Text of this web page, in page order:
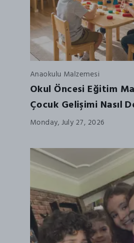
Anaokulu Malzemesi
Okul Öncesi Eğitim
Çocuk Gelişimi Nasıl
Monday, July 27, 2026